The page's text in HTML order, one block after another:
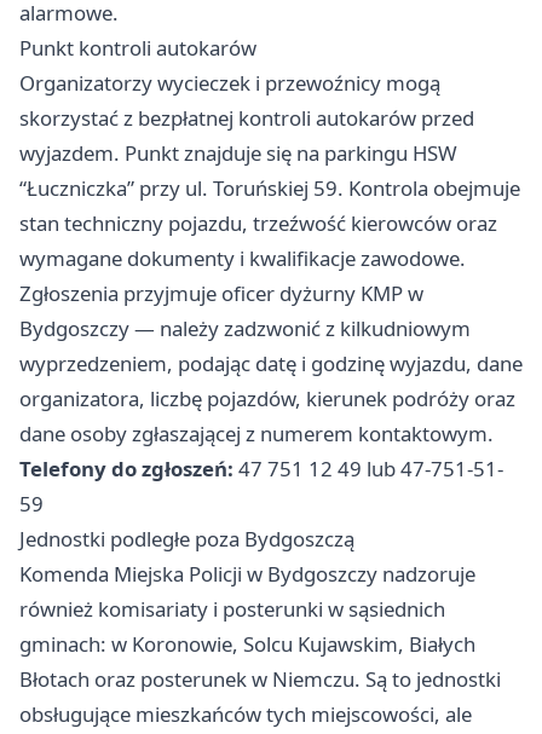
alarmowe.
Punkt kontroli autokarów
Organizatorzy wycieczek i przewoźnicy mogą
skorzystać z bezpłatnej kontroli autokarów przed
wyjazdem. Punkt znajduje się na parkingu HSW
“Łuczniczka” przy ul. Toruńskiej 59. Kontrola obejmuje
stan techniczny pojazdu, trzeźwość kierowców oraz
wymagane dokumenty i kwalifikacje zawodowe.
Zgłoszenia przyjmuje oficer dyżurny KMP w
Bydgoszczy — należy zadzwonić z kilkudniowym
wyprzedzeniem, podając datę i godzinę wyjazdu, dane
organizatora, liczbę pojazdów, kierunek podróży oraz
dane osoby zgłaszającej z numerem kontaktowym.
Telefony do zgłoszeń: 47 751 12 49 lub 47-751-51-
59
Jednostki podległe poza Bydgoszczą
Komenda Miejska Policji w Bydgoszczy nadzoruje
również komisariaty i posterunki w sąsiednich
gminach: w Koronowie, Solcu Kujawskim, Białych
Błotach oraz posterunek w Niemczu. Są to jednostki
obsługujące mieszkańców tych miejscowości, ale